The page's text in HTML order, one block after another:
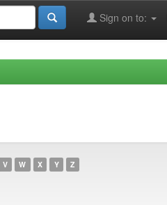
Sign on to:
V W X Y Z